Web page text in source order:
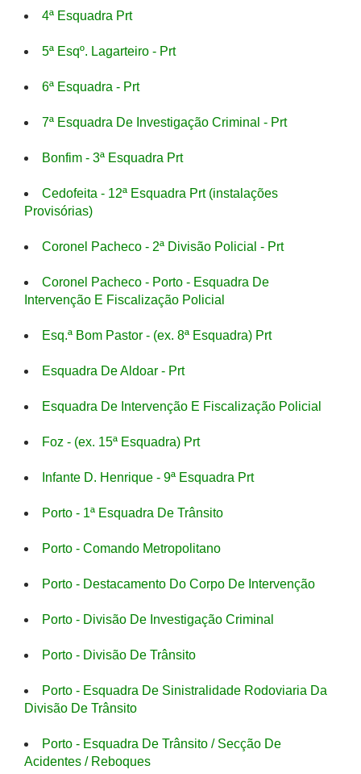
4ª Esquadra Prt
5ª Esqº. Lagarteiro - Prt
6ª Esquadra - Prt
7ª Esquadra De Investigação Criminal - Prt
Bonfim - 3ª Esquadra Prt
Cedofeita - 12ª Esquadra Prt (instalações
Provisórias)
Coronel Pacheco - 2ª Divisão Policial - Prt
Coronel Pacheco - Porto - Esquadra De
Intervenção E Fiscalização Policial
Esq.ª Bom Pastor - (ex. 8ª Esquadra) Prt
Esquadra De Aldoar - Prt
Esquadra De Intervenção E Fiscalização Policial
Foz - (ex. 15ª Esquadra) Prt
Infante D. Henrique - 9ª Esquadra Prt
Porto - 1ª Esquadra De Trânsito
Porto - Comando Metropolitano
Porto - Destacamento Do Corpo De Intervenção
Porto - Divisão De Investigação Criminal
Porto - Divisão De Trânsito
Porto - Esquadra De Sinistralidade Rodoviaria Da
Divisão De Trânsito
Porto - Esquadra De Trânsito / Secção De
Acidentes / Reboques